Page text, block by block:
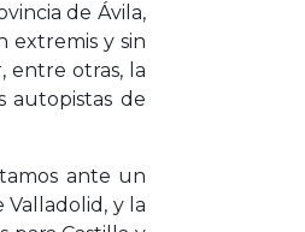
de Ávila,
extremis y sin
entre otras, la
autopistas de
ante un
Valladolid, y la